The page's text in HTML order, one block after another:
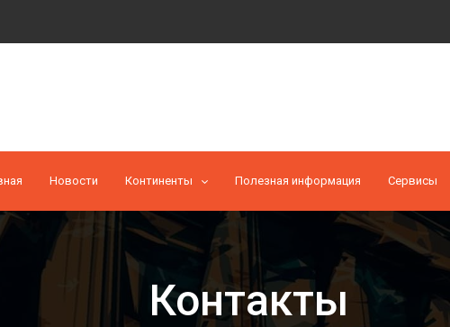
Новости Континенты Полезная информация Cервисы
Контакты